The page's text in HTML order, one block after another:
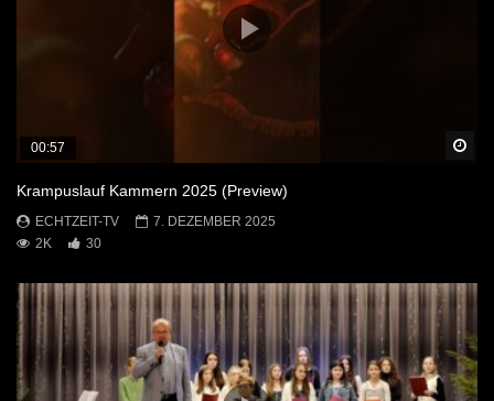
00:57
Krampuslauf Kammern 2025 (Preview)
ECHTZEIT-TV
7. DEZEMBER 2025
2K
30